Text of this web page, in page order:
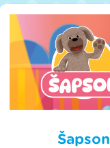
Šapson